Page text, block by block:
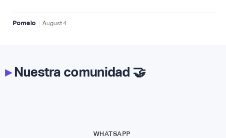
Pomelo | August4
▸Nuestra comunidad 🤝
WHATSAPP